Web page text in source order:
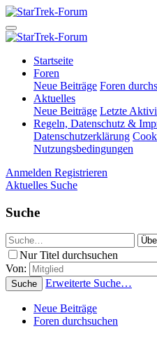
Startseite
Foren
Neue Beiträge Foren
Aktuelles
Neue Beiträge Letzte
Regeln, Datenschutz &
Datenschutzerklärung
Nutzungsbedingungen
Anmelden Registrieren
Aktuelles Suche
Suche
Nur Titel durchsuchen
Von:
Suche Erweiterte Suche…
Neue Beiträge
Foren durchsuchen